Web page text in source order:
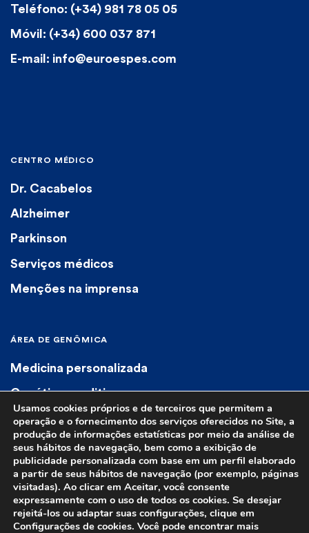
Teléfono: (+34) 981 78 05 05
Móvil: (+34) 600 037 871
E-mail: info@euroespes.com
CENTRO MÉDICO
Dr. Cacabelos
Alzheimer
Parkinson
Serviços médicos
Menções na imprensa
ÁREA DE GENÔMICA
Medicina personalizada
Genética preditiva
Genética diagnóstica
Farmacogenética
© 2023 Euroespes. Todos os direitos reservados.Aviso legal|Política de
Usamos cookies próprios e de terceiros que permitem a
operação e o fornecimento dos serviços oferecidos no Site, a
produção de informações estatísticas por meio da análise de
seus hábitos de navegação, bem como a exibição de
publicidade personalizada com base em um perfil elaborado
a partir de seus hábitos de navegação (por exemplo, páginas
visitadas). Ao clicar em Aceitar, você consente
expressamente com o uso de todos os cookies. Se desejar
rejeitá-los ou adaptar suas configurações, clique em
Configurações de cookies. Você pode encontrar mais